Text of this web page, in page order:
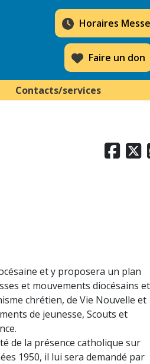
Horaires
Faire un don
Contacts/services
 
et y proposera un plan
et mouvements diocésains et
chrétien, de Vie Nouvelle et
de jeunesse, Scouts et
de la présence catholique sur
1950, il lui sera demandé par